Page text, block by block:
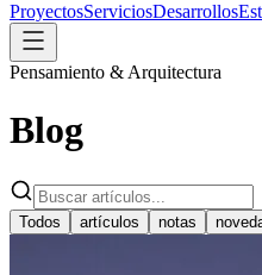
ProyectosServiciosDesarrollos
Pensamiento & Arquitectura
Blog
Todos artículos notas